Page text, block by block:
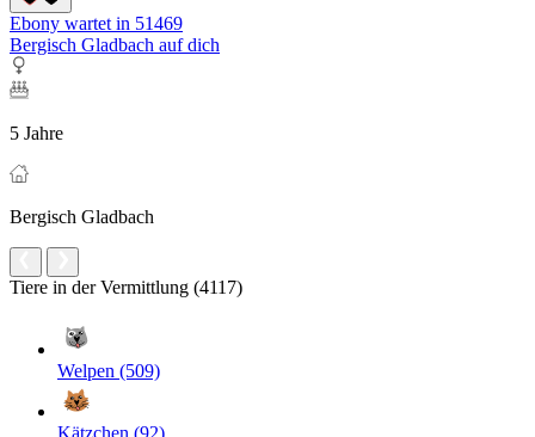
Ebony wartet in 51469
Bergisch Gladbach auf dich
5 Jahre
Bergisch Gladbach
Tiere in der Vermittlung (4117)
Welpen (509)